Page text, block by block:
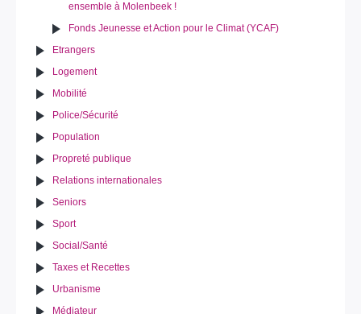
ensemble à Molenbeek !
Fonds Jeunesse et Action pour le Climat (YCAF)
Etrangers
Logement
Mobilité
Police/Sécurité
Population
Propreté publique
Relations internationales
Seniors
Sport
Social/Santé
Taxes et Recettes
Urbanisme
Médiateur